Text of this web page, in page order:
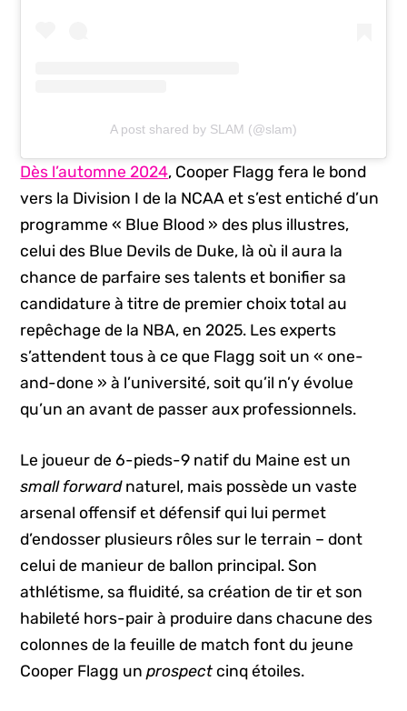
A post shared by SLAM (@slam)
Dès l’automne 2024, Cooper Flagg fera le bond
vers la Division I de la NCAA et s’est entiché d’un
programme « Blue Blood » des plus illustres,
celui des Blue Devils de Duke, là où il aura la
chance de parfaire ses talents et bonifier sa
candidature à titre de premier choix total au
repêchage de la NBA, en 2025. Les experts
s’attendent tous à ce que Flagg soit un « one-
and-done » à l’université, soit qu’il n’y évolue
qu’un an avant de passer aux professionnels.
Le joueur de 6-pieds-9 natif du Maine est un
small forwardnaturel, mais possède un vaste
arsenal offensif et défensif qui lui permet
d’endosser plusieurs rôles sur le terrain – dont
celui de manieur de ballon principal. Son
athlétisme, sa fluidité, sa création de tir et son
habileté hors-pair à produire dans chacune des
colonnes de la feuille de match font du jeune
Cooper Flagg unprospect cinq étoiles.